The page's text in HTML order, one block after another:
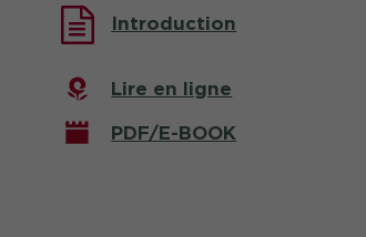
Introduction
Lire en ligne
PDF/E-BOOK